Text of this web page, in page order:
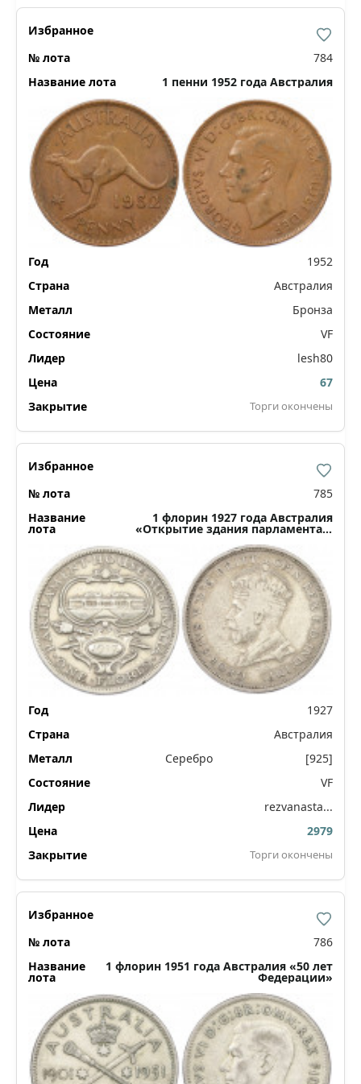
784
1 пенни 1952 года Австралия
1952
Австралия
Бронза
VF
lesh80
67
Торги окончены
785
1 флорин 1927 года Австралия
«Открытие здания парламента в
1927
Австралия
Серебро
[925]
VF
rezvanasta...
2979
Торги окончены
786
1 флорин 1951 года Австралия «50 лет
Федерации»